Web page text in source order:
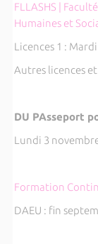
FLLASHS |
Humaines et
Licences 1 :
Autres licences
DU PAsseport
Lundi 3
Formation
DAEU : fin